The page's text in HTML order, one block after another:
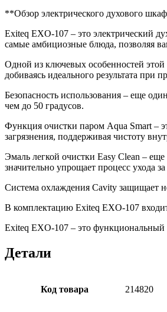
**Обзор электрического духового
Exiteq EXO-107 – это электрический
самые амбициозные блюда, позволяя
Одной из ключевых особенностей этой
добиваясь идеального результата при
Безопасность использования – еще
чем до 50 градусов.
Функция очистки паром Aqua Smart –
загрязнения, поддерживая чистоту
Эмаль легкой очистки Easy Clean –
значительно упрощает процесс ухода
Система охлаждения Cavity защищает
В комплектацию Exiteq EXO-107
Exiteq EXO-107 – это
Детали
Код товара 214820